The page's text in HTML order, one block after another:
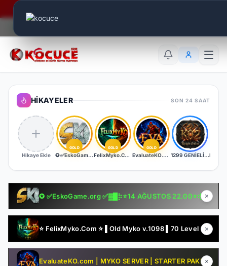
HIKAYELER SON 24 SAAT
Hikaye Ekle
GOLD
✪ ✅EskoGame.org ✅▓█⡷⭐14 AĞUSTOS 22.00⭐⢾█▓✅ERKEN KAYITA VİP PAKET HEDİYE !✅▓█⡷👉 v25XX FARM 👈
GOLD
FelixMyko.Com ▌Old Myko v.1098 ▌70 Level CAP ▌Official : 21 Ağustos Cuma 22:00 ▌Starter Paket Bizden
GOLD
EvaluateKO.com | Myko | 1.000.000 TL Ödül Havuzu | Official : 14 Ağustos 2026 -Cuma 21:00! 1299 GENİELİ SERVER
✪ ✅EskoGame.org ✅▓█⡷⭐14 AĞUSTOS 22.00⭐⢾█▓✅ERKEN KAYITA VİP PAKET HEDİYE !✅▓█⡷👉 v25XX FARM 👈
⭐ FelixMyko.Com ⭐ ▌Old Myko v.1098 ▌70 Level CAP ▌Official : 21 Ağustos Cuma 22:00 ▌Starter Paket Bizden !
EvaluateKO.com | MYKO SERVER | STARTER PAKET HEDİYE | 1.000.000 TL Ödül Havuzu | Official : 14 Ağustos 2026 -Cuma 21:00!